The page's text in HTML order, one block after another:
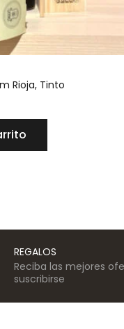
Rioja, Tinto
REGALOS
Reciba las mejores
suscribirse